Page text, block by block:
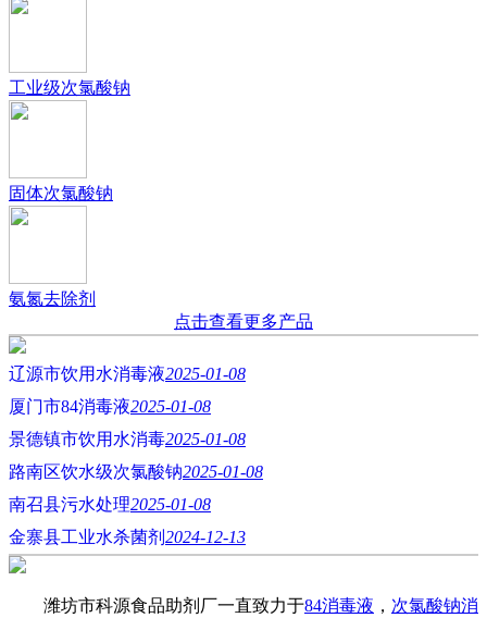
工业级次氯酸钠
固体次氯酸钠
氨氮去除剂
点击查看更多产品
辽源市饮用水消毒液2025-01-08
厦门市84消毒液2025-01-08
景德镇市饮用水消毒2025-01-08
路南区饮水级次氯酸钠2025-01-08
南召县污水处理2025-01-08
金寨县工业水杀菌剂 2024-12-13
潍坊市科源食品助剂厂一直致力于84消毒液 ， 次氯酸钠消